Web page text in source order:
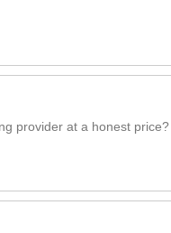
provider at a honest price?